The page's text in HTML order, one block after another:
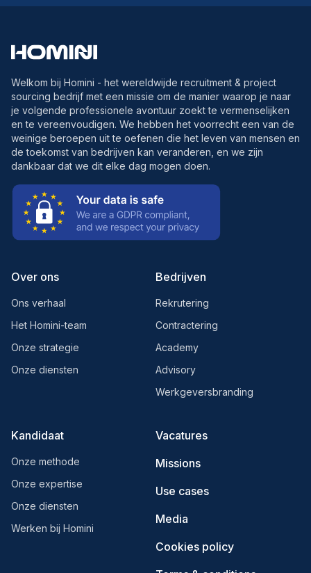
Welkom bij Homini - het wereldwijde recruitment & project
sourcing bedrijf met een missie om de manier waarop je naar
je volgende professionele avontuur zoekt te vermenselijken
en te vereenvoudigen. We hebben het voorrecht een van de
weinige beroepen uit te oefenen die het leven van mensen en
de toekomst van bedrijven kan veranderen, en we zijn
dankbaar dat we dit elke dag mogen doen.
Over ons
Ons verhaal
Het Homini-team
Onze strategie
Onze diensten
Bedrijven
Rekrutering
Contractering
Academy
Advisory
Werkgeversbranding
Kandidaat
Onze methode
Onze expertise
Onze diensten
Werken bij Homini
Vacatures
Missions
Use cases
Media
Cookies policy